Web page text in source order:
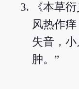
《本草
风热作
失音，
肿。”